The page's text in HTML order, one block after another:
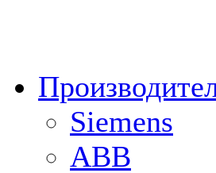
Siemens
ABB